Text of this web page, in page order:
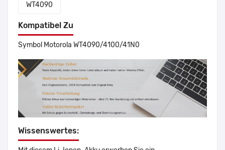
WT4090
Kompatibel Zu
Symbol Motorola WT4090/4100/41N0
Wissenswertes: